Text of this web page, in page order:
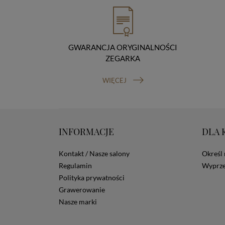
GWARANCJA ORYGINALNOŚCI
ZEGARKA
WIĘCEJ
INFORMACJE
Kontakt / Nasze salony
Regulamin
Polityka prywatności
Grawerowanie
Nasze marki
DLA
Określ